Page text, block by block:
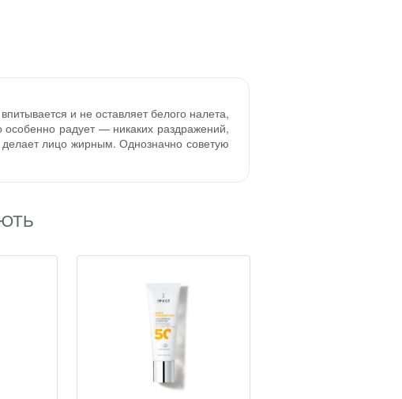
и не оставляет белого налета,
радует — никаких раздражений,
лицо жирным. Однозначно советую